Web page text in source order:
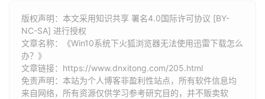
版权声明：本文采用知识共享 署名4.0国际许可协议 [BY-
NC-SA] 进行授权
文章名称：《Win10系统下火狐浏览器无法使用迅雷下载怎么
办？》
文章链接： https://www.dnxitong.com/205.html
免责声明：本站为个人博客非盈利性站点，所有软件信息均
来自网络，所有资源仅供学习参考研究目的，并不贩卖软